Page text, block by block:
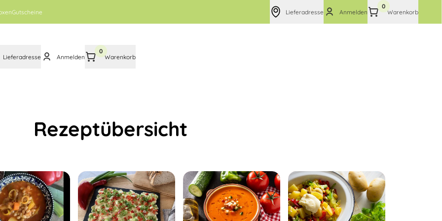
Gutscheine Lieferadresse Anmelden
0
Warenkorb
Lieferadresse Anmelden
0
Warenkorb
Rezeptübersicht